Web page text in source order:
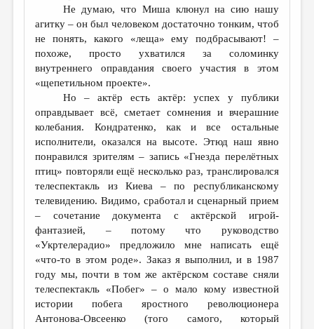
Не думаю, что Миша клюнул на сию нашу
агитку – он был человеком достаточно тонким, чтоб
не понять, какого «леща» ему подбрасывают! –
похоже, просто ухватился за соломинку
внутреннего оправдания своего участия в этом
«щепетильном проекте».
Но – актёр есть актёр: успех у публики
оправдывает всё, сметает сомнения и вчерашние
колебания. Кондратенко, как и все остальные
исполнители, оказался на высоте. Этюд наш явно
понравился зрителям – запись «Гнезда перелётных
птиц» повторяли ещё несколько раз, транслировался
телеспектакль из Киева – по республиканскому
телевидению. Видимо, сработал и сценарный прием
– сочетание документа с актёрской игрой-
фантазией, – потому что руководство
«Укртелерадио» предложило мне написать ещё
«что-то в этом роде». Заказ я выполнил, и в 1987
году мы, почти в том же актёрском составе сняли
телеспектакль «Побег» – о мало кому известной
истории побега яростного революционера
Антонова-Овсеенко (того самого, который